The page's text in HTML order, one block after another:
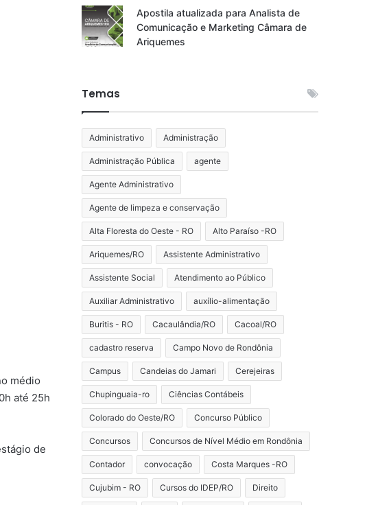
médio
até 25h
de
Apostila atualizada para Analista de
Comunicação e Marketing Câmara de
Ariquemes
Temas
Administrativo Administração
Administração Pública agente
Agente Administrativo
Agente de limpeza e conservação
Alta Floresta do Oeste - RO Alto Paraíso -RO
Ariquemes/RO Assistente Administrativo
Assistente Social Atendimento ao Público
Auxiliar Administrativo auxílio-alimentação
Buritis - RO Cacaulândia/RO Cacoal/RO
cadastro reserva Campo Novo de Rondônia
Campus Candeias do Jamari Cerejeiras
Chupinguaia-ro Ciências Contábeis
Colorado do Oeste/RO Concurso Público
Concursos Concursos de Nível Médio em Rondônia
Contador convocação Costa Marques -RO
Cujubim - RO Cursos do IDEP/RO Direito